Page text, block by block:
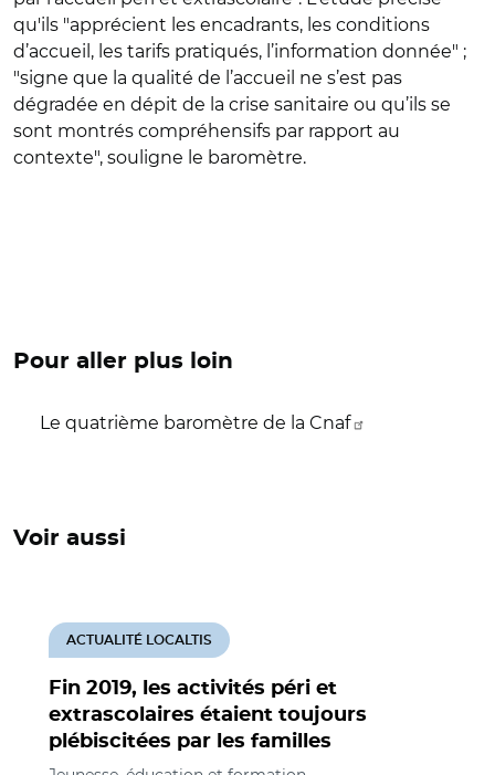
qu'ils "apprécient les encadrants, les conditions
d’accueil, les tarifs pratiqués, l’information donnée" ;
"signe que la qualité de l’accueil ne s’est pas
dégradée en dépit de la crise sanitaire ou qu’ils se
sont montrés compréhensifs par rapport au
contexte", souligne le baromètre.
Pour aller plus loin
Le quatrième baromètre de la Cnaf
Voir aussi
Fin 2019, les activités péri et
extrascolaires étaient toujours
plébiscitées par les familles
ACTUALITÉ LOCALTIS